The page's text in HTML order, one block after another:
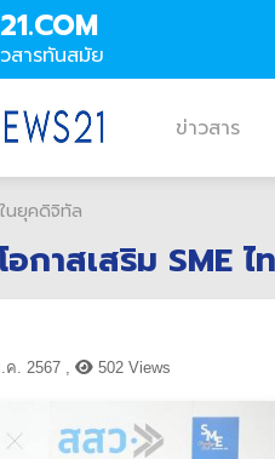
สารทันสมัย
ข่าวสาร
นยุคดิจิทัล
กาสเสริม SME
. 2567 , 502 Views